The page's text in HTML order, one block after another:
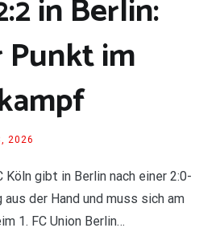
in Berlin:
im
2026
Köln gibt in Berlin nach einer 2:0-
aus der Hand und muss sich am
1. FC Union Berlin…